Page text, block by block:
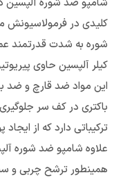
کلیدی در فرمولاسیونش
شوره به شدت قدرتمند
کیلر آلپسین حاوی
این مواد ضد قارچ و ضد
باکتری در کف سر
ترکیباتی دارد که از
همینطور ترشح چربی و